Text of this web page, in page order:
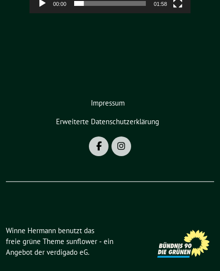
00:00 01:58
Impressum
Erweiterte Datenschutzerklärung
Winne Hermann benutzt das
freie grüne Theme sunflower ‐ ein
Angebot der verdigado eG.